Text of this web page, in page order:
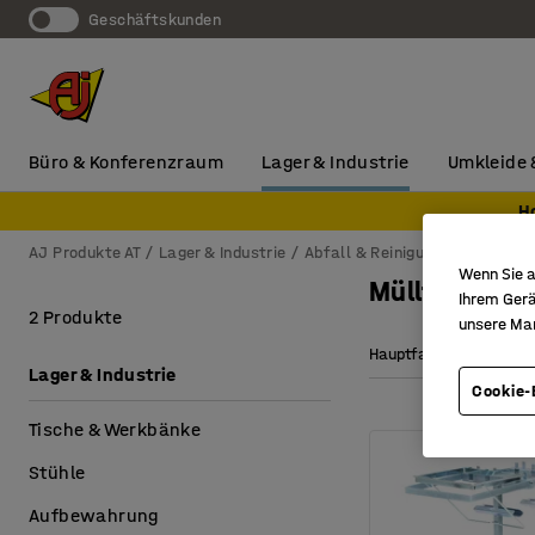
Geschäftskunden
Büro & Konferenzraum Lager & Industrie Umkleide
AJ Produkte AT Lager & Industrie Abfall & Reinigung
Hauptfarbe
2 Produkte
Lager & Industrie
Tische & Werkbänke
Stühle
Aufbewahrung
Wenn Sie
Ihrem
unsere